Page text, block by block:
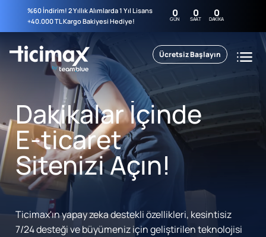
%60 İndirim! 2 Yıllık Alımlarda 1 Yıl Lisans
+40.000 TL Kargo Bakiyesi Hediye!
0
GÜN 0
SAAT 0
DAKIKA
Ücretsiz Başlayın
Dakikalar İçinde
E-ticaret
Sitenizi Açın!
Ticimax'ın yapay zeka destekli özellikleri, kesintisiz
7/24 desteği ve büyümeniz için geliştirilen teknolojisi